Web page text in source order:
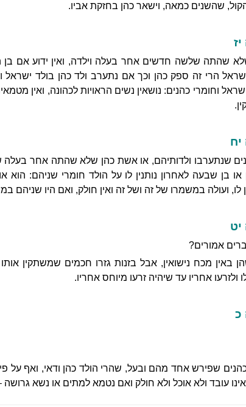
שהשנים כמאה, וישאר כהן בחזקת אביו.
שהתה שלשה חדשים אחר בעלה וילדה, ואין ידוע אם בן
הרי זה ספק כהן וכך אם נתערב ולד כהן בולד ישראל
וחומרי כהנים: נושאין נשים הראויות לכהונה, ואין
שנתערבו ולדותיהם, או אשת כהן שלא שהתה אחר
או בן שבעה לאחרון נותנין לו על הולד חומרי שניהם: הוא
לו, ועולה במשמרו של זה ושל זה ואין חולק, ואם היו
אמורים?
באין מכח נישואין, אבל בזנות גזרו חכמים שמשתקין אותו
ולזרעו אחריו עד שיהיה זרעו מיוחס אחריו.
כ
שפירש אחד מהם ובעל, שהרי הולד כהן ודאי, ואף על פי
עובד ולא אוכל ולא חולק ואם נטמא למתים או נשא